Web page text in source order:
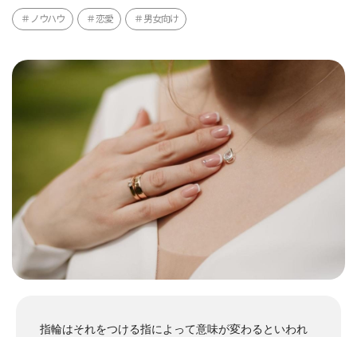
ノウハウ 恋愛 男女向け
指輪はそれをつける指によって意味が変わるといわれ